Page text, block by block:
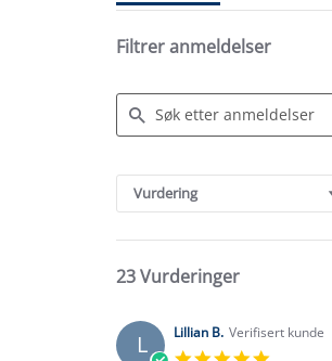
Filtrer anmeldelser
Reviews
Vurdering
23 Vurderinger
L Lillian B. Verifisert kunde